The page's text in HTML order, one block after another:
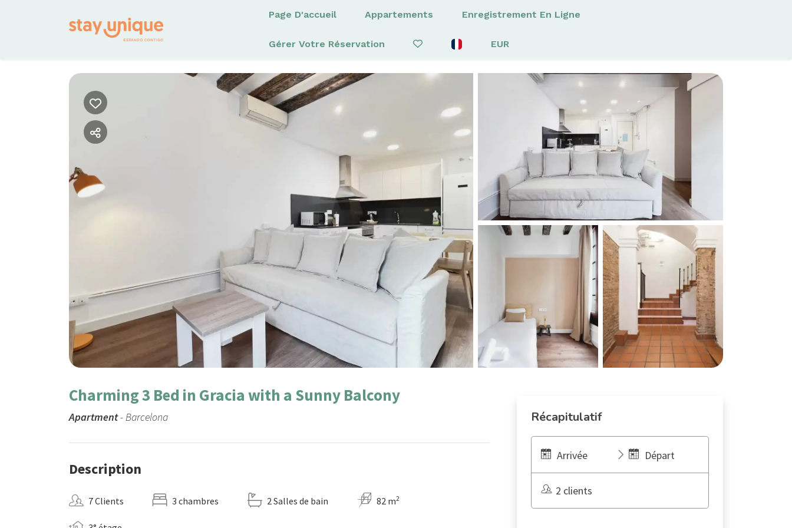
Page D'accueil Appartements Enregistrement En Ligne
Gérer Votre Réservation EUR
Charming 3 Bed in Gracia with a Sunny Balcony
Apartment- Barcelona
Description
7 Clients 3 chambres 2 Salles de bain 82 m2
Récapitulatif
Arrivée Départ
2 clients